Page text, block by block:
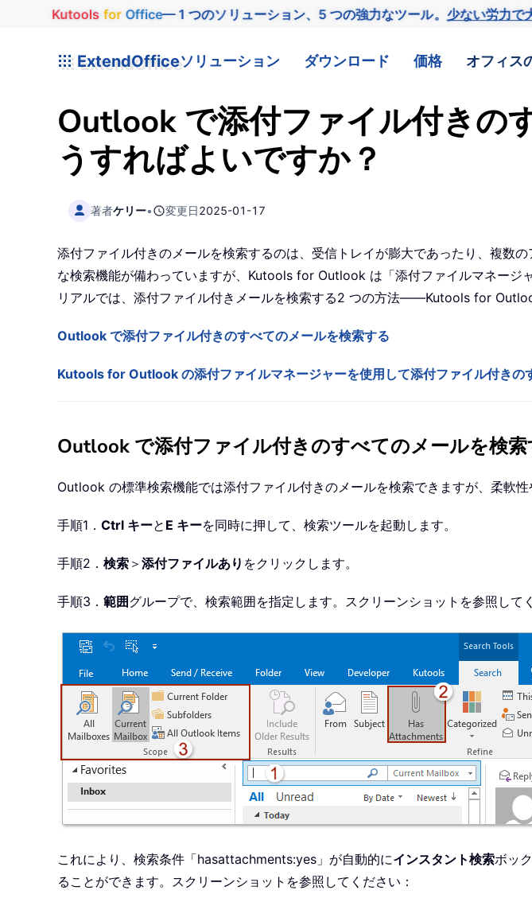
Kutools for Office— 1 つのソリューション、5 つの強力なツール。 少ない労力で
ExtendOfficeソリューション ダウンロード 価格 オフィス
Outlook で添付ファイル付きの
うすればよいですか？
著者ケリー• 変更日2025-01-17
添付ファイル付きのメールを検索するのは、受信トレイが膨大であったり、複数
な検索機能が備わっていますが、Kutools for Outlook は「添付ファイルマネージ
リアルでは、添付ファイル付きメールを検索する2 つの方法——Kutools for
Outlook で添付ファイル付きのすべてのメールを検索する
Kutools for Outlook の添付ファイルマネージャーを使用して添付ファイル付きの
Outlook で添付ファイル付きのすべてのメールを検索
Outlook の標準検索機能では添付ファイル付きのメールを検索できますが、柔軟性
手順1． Ctrl キーと E キーを同時に押して、検索ツールを起動します。
手順2． 検索 ＞ 添付ファイルあり をクリックします。
手順3． 範囲グループで、検索範囲を指定します。スクリーンショットを参照して
これにより、検索条件「hasattachments:yes」が自動的にインスタント検索ボッ
ることができます。スクリーンショットを参照してください：